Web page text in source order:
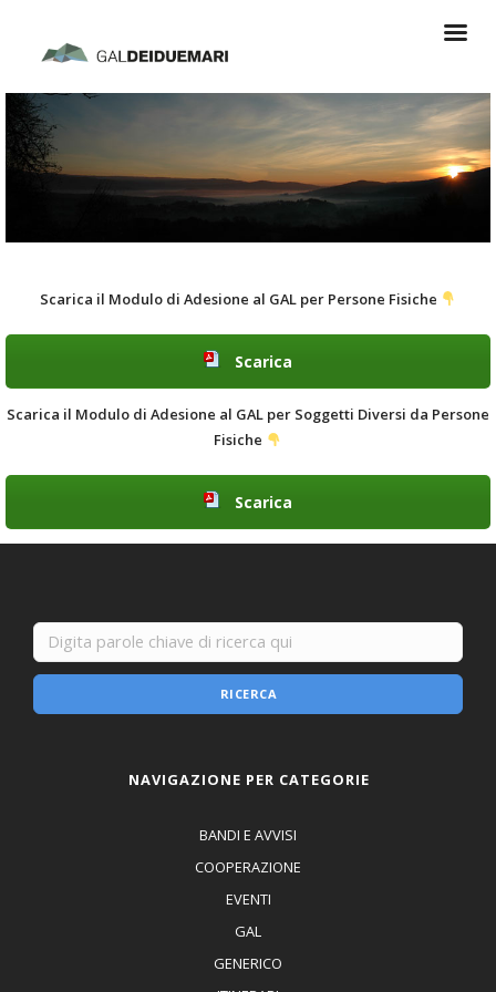
Scarica il Modulo di Adesione al GAL per Persone Fisiche
Scarica
Scarica il Modulo di Adesione al GAL per Soggetti Diversi da Persone
Fisiche
Scarica
RICERCA
NAVIGAZIONE PER CATEGORIE
BANDI E AVVISI
COOPERAZIONE
EVENTI
GAL
GENERICO